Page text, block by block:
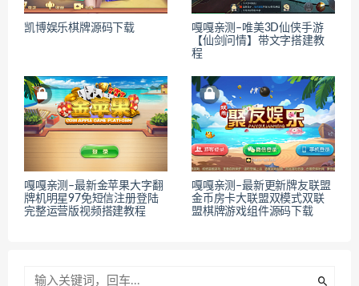
凯博娱乐棋牌源码下载
嘎嘎亲测–唯美3D仙侠手游
【仙剑问情】带文字搭建教
程
嘎嘎亲测–最新金苹果大字翻
牌机明星97免短信注册登陆
完整运营版视频搭建教程
嘎嘎亲测–最新更新牌友联盟
金币房卡大联盟双模式双联
盟棋牌游戏组件源码下载